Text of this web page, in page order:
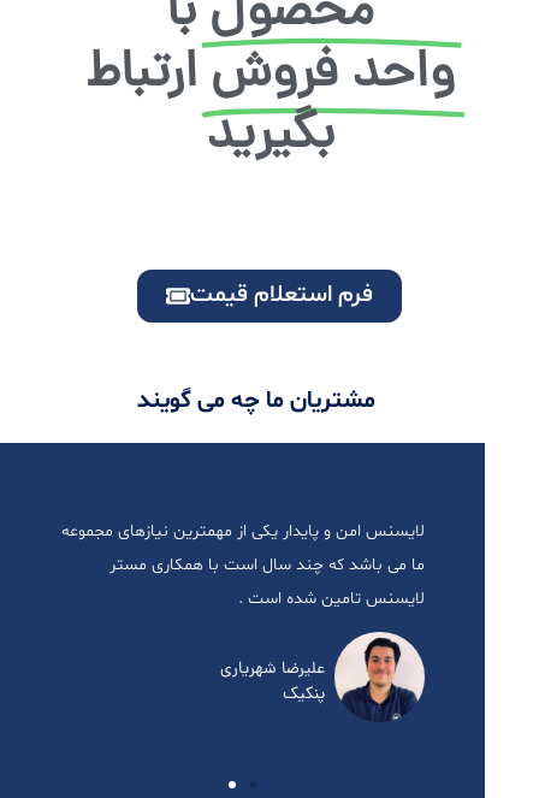
واحد فروشارتباط
بگیرید
فرم استعلام قیمت
مشتریان ما چه می گویند
لایسنس امن و پایدار یکی از مهمترین نیازهای مجموعه
ما می باشد که چند سال است با همکاری مستر
لایسنس تامین شده است .
علیرضا شهریاری
پنکیک